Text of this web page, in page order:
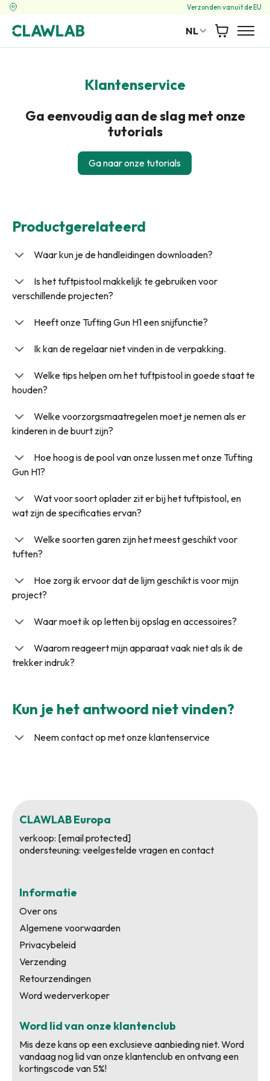
Verzonden vanuit de EU
NL
Klantenservice
Ga eenvoudig aan de slag met onze
tutorials
Ga naar onze tutorials
Productgerelateerd
Waar kun je de handleidingen downloaden?
Is het tuftpistool makkelijk te gebruiken voor
verschillende projecten?
Heeft onze Tufting Gun H1 een snijfunctie?
Ik kan de regelaar niet vinden in de verpakking.
Welke tips helpen om het tuftpistool in goede staat te
houden?
Welke voorzorgsmaatregelen moet je nemen als er
kinderen in de buurt zijn?
Hoe hoog is de pool van onze lussen met onze Tufting
Gun H1?
Wat voor soort oplader zit er bij het tuftpistool, en
wat zijn de specificaties ervan?
Welke soorten garen zijn het meest geschikt voor
tuften?
Hoe zorg ik ervoor dat de lijm geschikt is voor mijn
project?
Waar moet ik op letten bij opslag en accessoires?
Waarom reageert mijn apparaat vaak niet als ik de
trekker indruk?
Kun je het antwoord niet vinden?
Neem contact op met onze klantenservice
CLAWLAB Europa
verkoop: [email protected]
ondersteuning: veelgestelde vragen en contact
Informatie
Over ons
Algemene voorwaarden
Privacybeleid
Verzending
Retourzendingen
Word wederverkoper
Word lid van onze klantenclub
Mis deze kans op een exclusieve aanbieding niet. Word
vandaag nog lid van onze klantenclub en ontvang een
kortingscode van 5%!